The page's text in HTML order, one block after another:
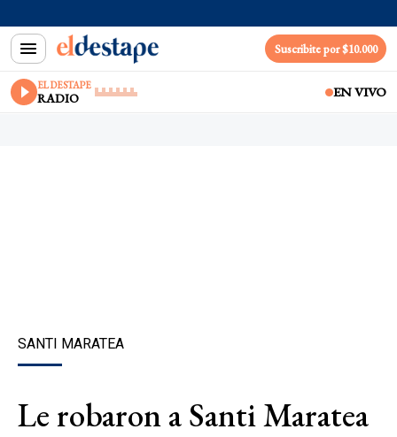
Suscribite por $10.000
EL DESTAPE
RADIO EN VIVO
SANTI MARATEA
Le robaron a Santi Maratea